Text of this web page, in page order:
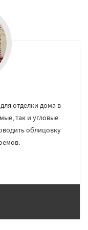
отделки дома в
так и угловые
облицовку